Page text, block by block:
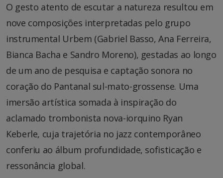
O gesto atento de escutar a natureza resultou em
nove composições interpretadas pelo grupo
instrumental Urbem (Gabriel Basso, Ana Ferreira,
Bianca Bacha e Sandro Moreno), gestadas ao longo
de um ano de pesquisa e captação sonora no
coração do Pantanal sul-mato-grossense. Uma
imersão artística somada à inspiração do
aclamado trombonista nova-iorquino Ryan
Keberle, cuja trajetória no jazz contemporâneo
conferiu ao álbum profundidade, sofisticação e
ressonância global.